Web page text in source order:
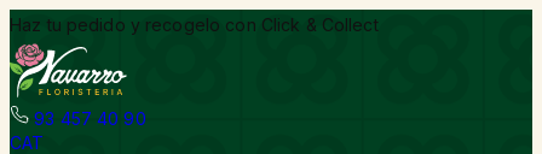
Vés
al
contingut
Haz tu pedido y recogelo con Click & Collect
93 457 40 90
CAT